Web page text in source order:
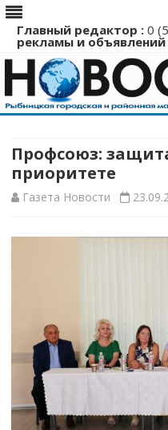
Главный редактор : 0
рекламы и объявлений
Профсоюз:
приоритете
Газета Новости